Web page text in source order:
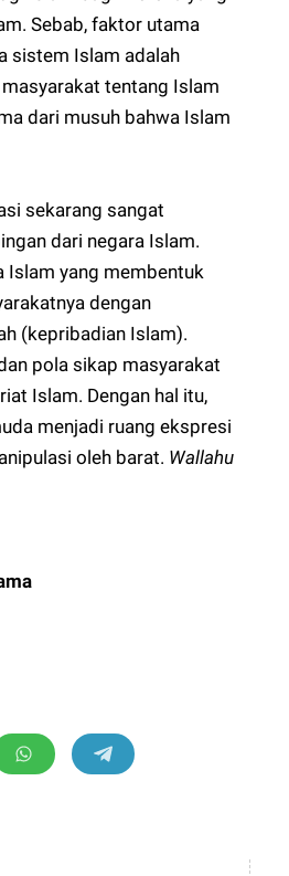
Sebab, faktor utama
sistem Islam adalah
tentang Islam
dari musuh bahwa Islam
sekarang sangat
dari negara Islam.
Islam yang membentuk
dengan
(kepribadian Islam).
pola sikap masyarakat
Islam. Dengan hal itu,
menjadi ruang ekspresi
oleh barat. Wallahu